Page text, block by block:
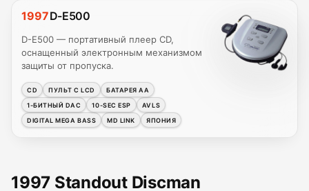
1997D-E500
D-E500 — портативный плеер CD,
оснащенный электронным механизмом
защиты от пропуска.
CD ПУЛЬТ С LCD
БАТАРЕЯ AA
1-БИТНЫЙ DAC
10-SEC ESP
AVLS
DIGITAL MEGA BASS
MD LINK ЯПОНИЯ
1997 Standout Discman